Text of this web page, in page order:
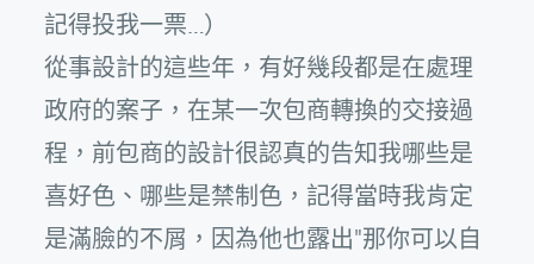
記得投我一票…）
從事設計的這些年，有好幾段都是在處理
政府的案子，在某一次包商轉換的交接過
程，前包商的設計很認真的告知我哪些是
喜好色、哪些是禁制色，記得當時我肯定
是滿臉的不屑，因為他也露出"那你可以自